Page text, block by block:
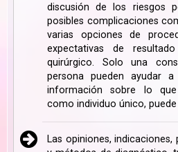
discusión de los riesgos
posibles complicaciones
varias opciones de
expectativas de
quirúrgico. Solo una
persona pueden ayudar
información sobre lo que
como individuo único, puede
Las opiniones,